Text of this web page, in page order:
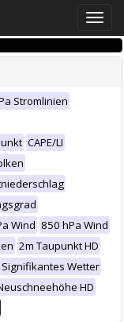
Toggle
Stromlinien
CAPE/LI
Wind 850 hPa Wind
2m Taupunkt HD
Signifikantes Wetter
HD